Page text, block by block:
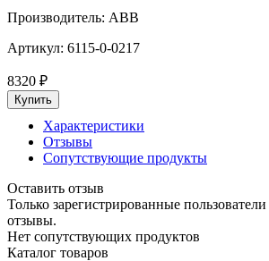
Производитель: ABB
Артикул: 6115-0-0217
8320 ₽
Характеристики
Отзывы
Сопутствующие продукты
Оставить отзыв
Только зарегистрированные
отзывы.
Нет сопутствующих продуктов
Каталог товаров